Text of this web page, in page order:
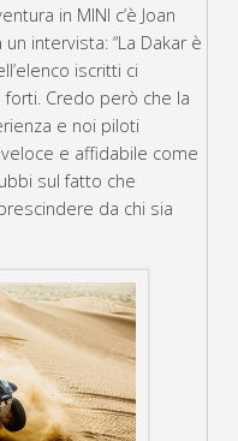
in MINI c’è Joan
intervista: “La Dakar è
iscritti ci
Credo però che la
e noi piloti
e affidabile come
sul fatto che
da chi sia